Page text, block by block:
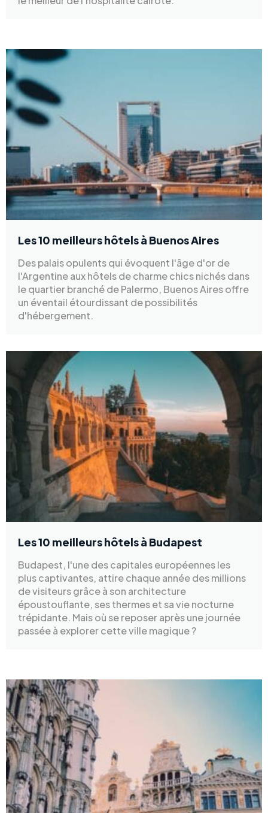
Les 10 meilleurs hôtels à Buenos Aires
Des palais opulents qui évoquent l'âge d'or de
l'Argentine aux hôtels de charme chics nichés dans
le quartier branché de Palermo, Buenos Aires offre
un éventail étourdissant de possibilités
d'hébergement.
Les 10 meilleurs hôtels à Budapest
Budapest, l'une des capitales européennes les
plus captivantes, attire chaque année des millions
de visiteurs grâce à son architecture
époustouflante, ses thermes et sa vie nocturne
trépidante. Mais où se reposer après une journée
passée à explorer cette ville magique ?